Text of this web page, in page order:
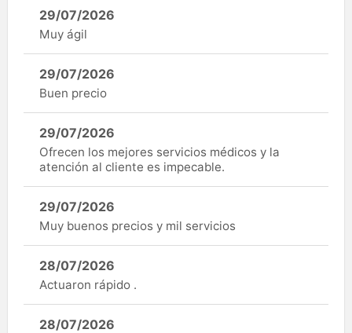
29/07/2026
Muy ágil
29/07/2026
Buen precio
29/07/2026
Ofrecen los mejores servicios médicos y la
atención al cliente es impecable.
29/07/2026
Muy buenos precios y mil servicios
28/07/2026
Actuaron rápido .
28/07/2026